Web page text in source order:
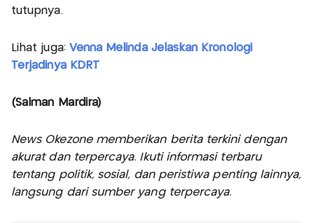
tutupnya.
Lihat juga: Venna Melinda Jelaskan Kronologi
Terjadinya KDRT
(Salman Mardira)
News Okezone memberikan berita terkini dengan
akurat dan terpercaya. Ikuti informasi terbaru
tentang politik, sosial, dan peristiwa penting lainnya,
langsung dari sumber yang terpercaya.